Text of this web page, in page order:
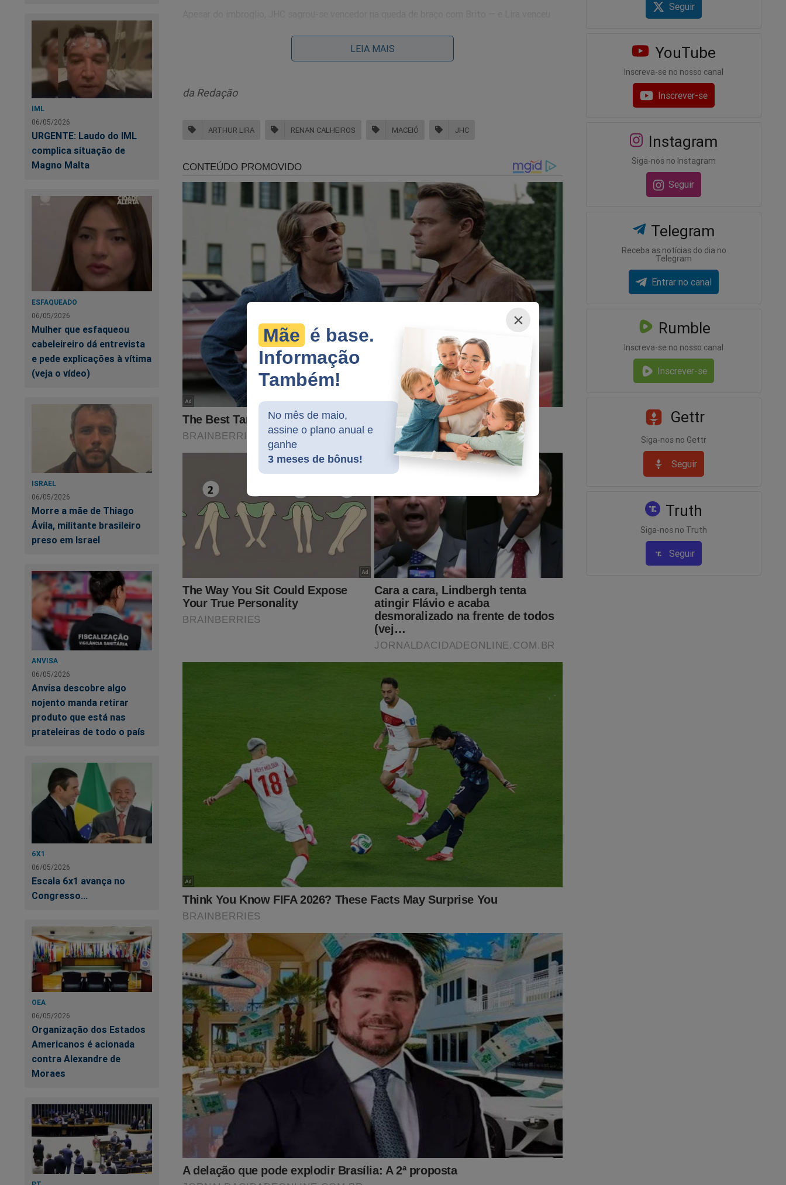
×
Mãe é base.
Informação
Também!
No mês de maio,
assine o plano anual e
ganhe
3 meses de bônus!
IML
06/05/2026
URGENTE: Laudo do IML
complica situação de
Magno Malta
ESFAQUEADO
06/05/2026
Mulher que esfaqueou
cabeleireiro dá entrevista
e pede explicações à vítima
(veja o vídeo)
ISRAEL
06/05/2026
Morre a mãe de Thiago
Ávila, militante brasileiro
preso em Israel
ANVISA
06/05/2026
Anvisa descobre algo
nojento manda retirar
produto que está nas
prateleiras de todo o país
6X1
06/05/2026
Escala 6x1 avança no
Congresso...
OEA
06/05/2026
Organização dos Estados
Americanos é acionada
contra Alexandre de
Moraes
AO VIVO: A direita venceu as eleições e agora? (veja o vídeo)
No referendo sobre a mudança da bandeira oficial de Belo
Horizonte, a esmagadora maioria votou contra
Quer apoiar o Jornal da Cidade Online ? Adquira o livro"O Fantasma do Alvorada - A Volta
à Cena do Crime"
. O próprio Bolsonaro já conhece o livro. Confira:
Clique no link abaixo:
https://www.conteudoconservador.com.br/products/o-fantasma-do-alvorada-a-volta-a-
cena-do-crime
Outra forma de ajudar o JCO é se tornando nosso assinante, o que lhe dará o direito de
assistir o primeiro
conservador do Brasil e ter acesso exclusivo ao conteúdo da
Revista A Verdade, onde os "assuntos proibidos" no Brasil são revelados. Para assinar, clique
no link abaixo:
LEIA MAIS
da Redação
ARTHUR LIRA RENAN CALHEIROS MACEIÓ JHC
Seguir
YouTube
Inscreva-se no nosso canal
Inscrever-se
Instagram
Siga-nos no Instagram
Seguir
Telegram
Receba as notícias do dia no
Telegram
Entrar no canal
Rumble
Inscreva-se no nosso canal
Inscrever-se
Gettr
Siga-nos no Gettr
Seguir
Truth
Siga-nos no Truth
Seguir